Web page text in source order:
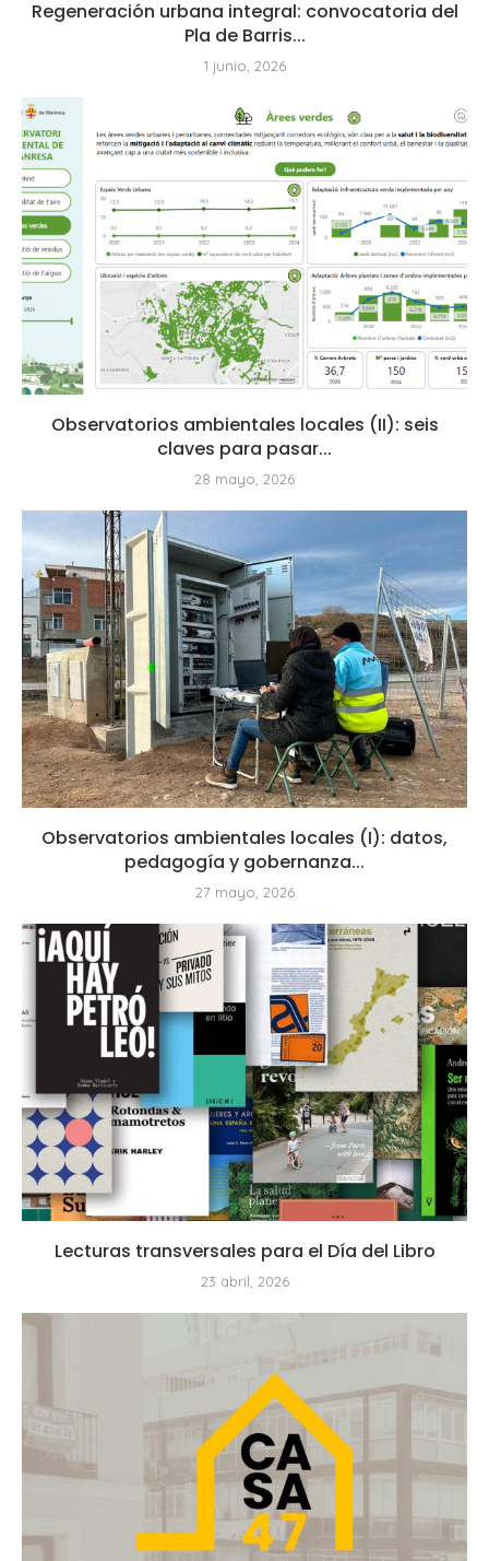
Regeneración urbana integral: convocatoria del
Pla de Barris...
1 junio, 2026
Observatorios ambientales locales (II): seis
claves para pasar...
28 mayo, 2026
Observatorios ambientales locales (I): datos,
pedagogía y gobernanza...
27 mayo, 2026
Lecturas transversales para el Día del Libro
23 abril, 2026